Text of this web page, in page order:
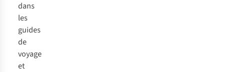
dans
les
guides
de
voyage
et